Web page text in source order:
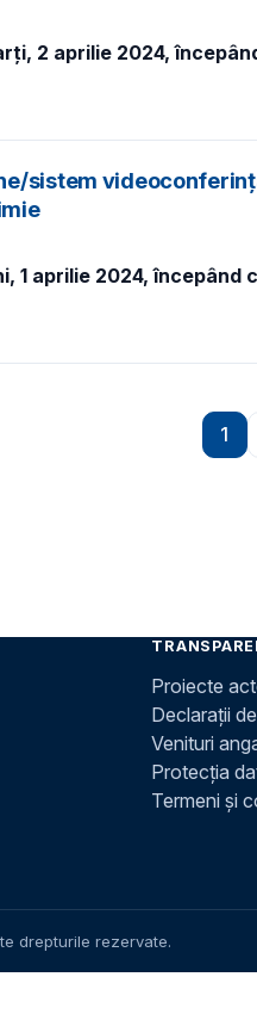
2 aprilie 2024,
sistem
1 aprilie 2024, începând
1
Proiecte
Declarații
Venituri
Protecția
Termeni și
drepturile rezervate.